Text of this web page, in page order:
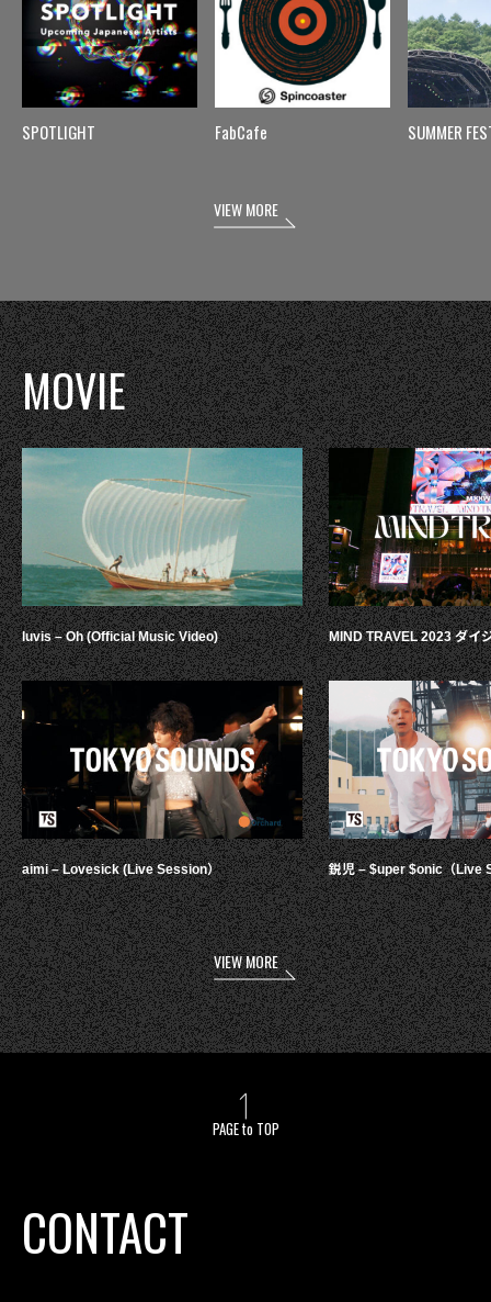
SPOTLIGHT FabCafe SUMMER
VIEW MORE
MOVIE
luvis – Oh (Official Music Video)
aimi – Lovesick (Live Session）
MIND TRAVEL 2023 ダイ
鋭児 – $uper $onic（Live
VIEW MORE
PAGE to TOP
CONTACT